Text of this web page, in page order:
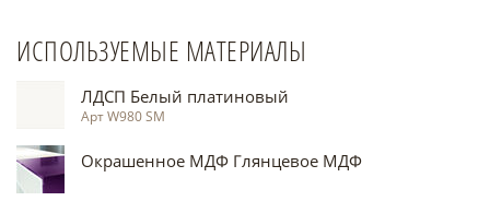
ИСПОЛЬЗУЕМЫЕ МАТЕРИАЛЫ
ЛДСП Белый платиновый
Арт W980 SM
Окрашенное МДФ Глянцевое МДФ